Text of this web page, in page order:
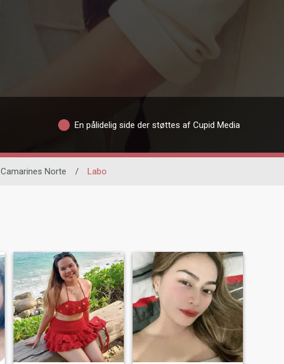
En pålidelig side der støttes af Cupid Media
Camarines Norte / Labo